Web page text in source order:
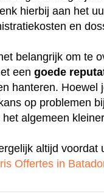
hierbij aan het
en
belangrijk om te
een goede
hanteren. Hoewel
op problemen
algemeen
altijd voordat
Offertes in